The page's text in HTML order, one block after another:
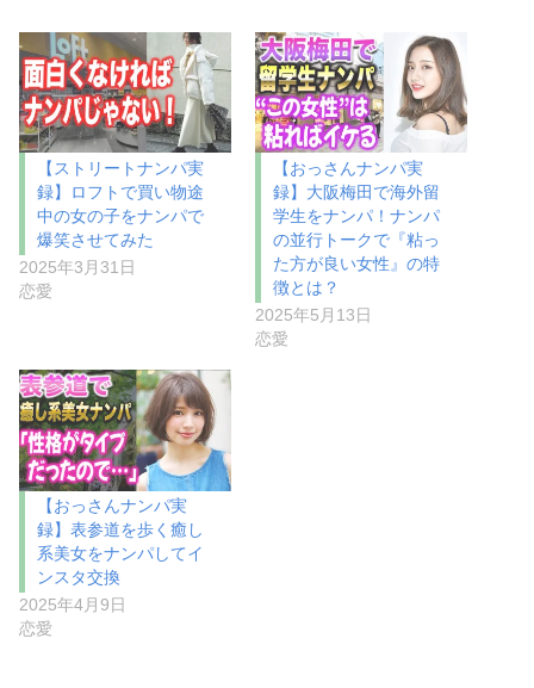
【ストリートナンパ実
録】ロフトで買い物途
中の女の子をナンパで
爆笑させてみた
2025年3月31日
恋愛
【おっさんナンパ実
録】大阪梅田で海外留
学生をナンパ！ナンパ
の並行トークで『粘っ
た方が良い女性』の特
徴とは？
2025年5月13日
恋愛
【おっさんナンパ実
録】表参道を歩く癒し
系美女をナンパしてイ
ンスタ交換
2025年4月9日
恋愛